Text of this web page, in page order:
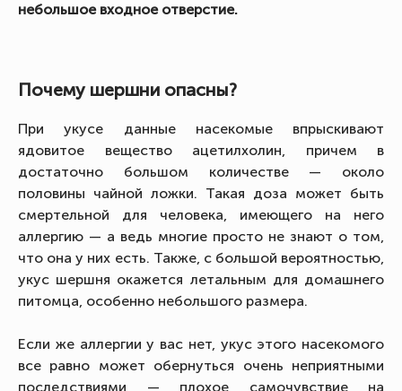
небольшое входное отверстие.
Почему шершни опасны?
При укусе данные насекомые впрыскивают
ядовитое вещество ацетилхолин, причем в
достаточно большом количестве — около
половины чайной ложки. Такая доза может быть
смертельной для человека, имеющего на него
аллергию — а ведь многие просто не знают о том,
что она у них есть. Также, с большой вероятностью,
укус шершня окажется летальным для домашнего
питомца, особенно небольшого размера.
Если же аллергии у вас нет, укус этого насекомого
все равно может обернуться очень неприятными
последствиями — плохое самочувствие на